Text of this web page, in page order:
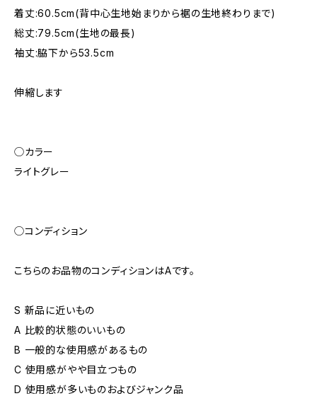
着丈:60.5cm(背中心生地始まりから裾の生地終わりまで)
総丈:79.5cm(生地の最長)
袖丈:脇下から53.5cm
伸縮します
◯カラー
ライトグレー
◯コンディション
こちらのお品物のコンディションはAです。
S 新品に近いもの
A 比較的状態のいいもの
B 一般的な使用感があるもの
C 使用感がやや目立つもの
D 使用感が多いものおよびジャンク品